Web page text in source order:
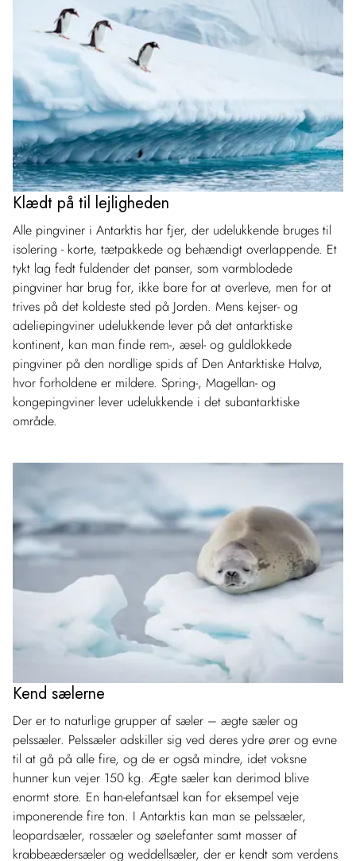
Klædt på til lejligheden
Alle pingviner i Antarktis har fjer, der udelukkende bruges til
isolering - korte, tætpakkede og behændigt overlappende. Et
tykt lag fedt fuldender det panser, som varmblodede
pingviner har brug for, ikke bare for at overleve, men for at
trives på det koldeste sted på Jorden. Mens kejser- og
adeliepingviner udelukkende lever på det antarktiske
kontinent, kan man finde rem-, æsel- og guldlokkede
pingviner på den nordlige spids af Den Antarktiske Halvø,
hvor forholdene er mildere. Spring-, Magellan- og
kongepingviner lever udelukkende i det subantarktiske
område.
Kend sælerne
Der er to naturlige grupper af sæler – ægte sæler og
pelssæler. Pelssæler adskiller sig ved deres ydre ører og evne
til at gå på alle fire, og de er også mindre, idet voksne
hunner kun vejer 150 kg. Ægte sæler kan derimod blive
enormt store. En han-elefantsæl kan for eksempel veje
imponerende fire ton. I Antarktis kan man se pelssæler,
leopardsæler, rossæler og søelefanter samt masser af
krabbeædersæler og weddellsæler, der er kendt som verdens